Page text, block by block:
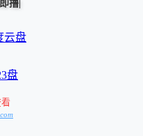
撸|
云盘
盘